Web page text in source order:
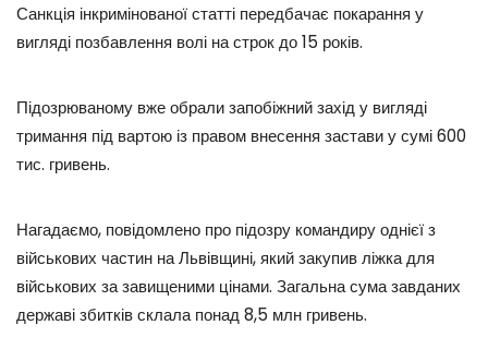
Санкція інкримінованої статті передбачає покарання у
вигляді позбавлення волі на строк до 15 років.
Підозрюваному вже обрали запобіжний захід у вигляді
тримання під вартою із правом внесення застави у сумі 600
тис. гривень.
Нагадаємо, повідомлено про підозру командиру однієї з
військових частин на Львівщині, який закупив ліжка для
військових за завищеними цінами. Загальна сума завданих
державі збитків склала понад 8,5 млн гривень.